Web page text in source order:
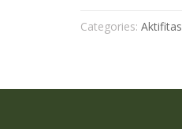
Categories: Aktifitas